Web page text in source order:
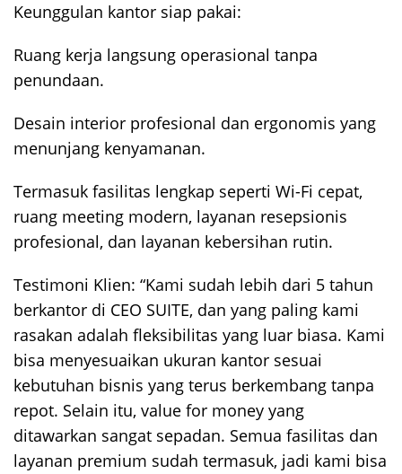
Keunggulan kantor siap pakai:
Ruang kerja langsung operasional tanpa
penundaan.
Desain interior profesional dan ergonomis yang
menunjang kenyamanan.
Termasuk fasilitas lengkap seperti Wi-Fi cepat,
ruang meeting modern, layanan resepsionis
profesional, dan layanan kebersihan rutin.
Testimoni Klien: “Kami sudah lebih dari 5 tahun
berkantor di CEO SUITE, dan yang paling kami
rasakan adalah fleksibilitas yang luar biasa. Kami
bisa menyesuaikan ukuran kantor sesuai
kebutuhan bisnis yang terus berkembang tanpa
repot. Selain itu, value for money yang
ditawarkan sangat sepadan. Semua fasilitas dan
layanan premium sudah termasuk, jadi kami bisa